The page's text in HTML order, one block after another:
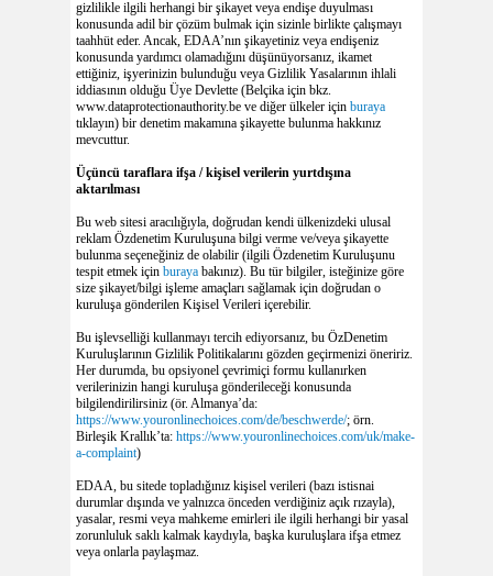
gizlilikle ilgili herhangi bir şikayet veya endişe duyulması
konusunda adil bir çözüm bulmak için sizinle birlikte çalışmayı
taahhüt eder. Ancak, EDAA’nın şikayetiniz veya endişeniz
konusunda yardımcı olamadığını düşünüyorsanız, ikamet
ettiğiniz, işyerinizin bulunduğu veya Gizlilik Yasalarının ihlali
iddiasının olduğu Üye Devlette (Belçika için bkz.
www.dataprotectionauthority.be ve diğer ülkeler için buraya
tıklayın) bir denetim makamına şikayette bulunma hakkınız
mevcuttur.
Üçüncü taraflara ifşa / kişisel verilerin yurtdışına
aktarılması
Bu web sitesi aracılığıyla, doğrudan kendi ülkenizdeki ulusal
reklam Özdenetim Kuruluşuna bilgi verme ve/veya şikayette
bulunma seçeneğiniz de olabilir (ilgili Özdenetim Kuruluşunu
tespit etmek için buraya bakınız). Bu tür bilgiler, isteğinize göre
size şikayet/bilgi işleme amaçları sağlamak için doğrudan o
kuruluşa gönderilen Kişisel Verileri içerebilir.
Bu işlevselliği kullanmayı tercih ediyorsanız, bu ÖzDenetim
Kuruluşlarının Gizlilik Politikalarını gözden geçirmenizi öneririz.
Her durumda, bu opsiyonel çevrimiçi formu kullanırken
verilerinizin hangi kuruluşa gönderileceği konusunda
bilgilendirilirsiniz (ör. Almanya’da:
https://www.youronlinechoices.com/de/beschwerde/; örn.
Birleşik Krallık’ta: https://www.youronlinechoices.com/uk/make-
a-complaint)
EDAA, bu sitede topladığınız kişisel verileri (bazı istisnai
durumlar dışında ve yalnızca önceden verdiğiniz açık rızayla),
yasalar, resmi veya mahkeme emirleri ile ilgili herhangi bir yasal
zorunluluk saklı kalmak kaydıyla, başka kuruluşlara ifşa etmez
veya onlarla paylaşmaz.